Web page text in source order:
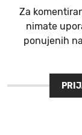
Za
nimate
ponujenih